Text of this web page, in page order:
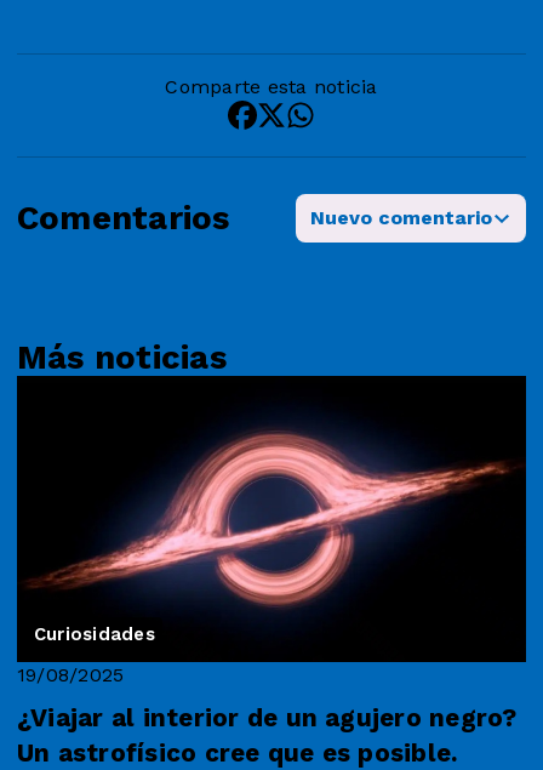
Comparte esta noticia
Comentarios Nuevo comentario
Más noticias
Curiosidades
19/08/2025
¿Viajar al interior de un agujero negro?
Un astrofísico cree que es posible.